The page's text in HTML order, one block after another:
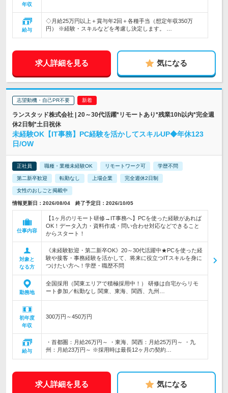
年収
給与
◇月給25万円以上＋賞与年2回＋各種手当（想定年収350万
円） ※経験・スキルなどを考慮し決定します。 …
求人詳細を見る 気になる
志望動機・自己PR不要
ランスタッド株式会社 | 20～30代活躍*リモートあり*残業10h以内*完全週
休2日制*土日祝休
未経験OK【IT事務】PC経験を活かしてスキルUP◆年休123
日/OW
正社員 職種・業種未経験OK リモートワーク可 学歴不問
第二新卒歓迎 転勤なし 上場企業 完全週休2日制
女性のおしごと掲載中
情報更新日：2026/08/04 終了予定日：2026/10/05
仕事内容
【1ヶ月のリモート研修→IT事務へ】PCを使った経験があれば
OK！データ入力・資料作成・問い合わせ対応などできること
からスタート！
対象と
なる方
《未経験歓迎・第二新卒OK》20～30代活躍中★PCを使った経
験や接客・事務経験を活かして、将来に役立つITスキルを身に
つけたい方へ！学歴・職歴不問
勤務地
全国採用（関東エリアで積極採用中！） 研修は自宅からリモ
ート参加／転勤なし 関東、東海、関西、九州…
初年度
年収
300万円～450万円
給与
・首都圏：月給26万円～ ・東海、関西：月給25万円～ ・九
州：月給23万円～ ※採用時は最長12ヶ月の契約…
求人詳細を見る 気になる